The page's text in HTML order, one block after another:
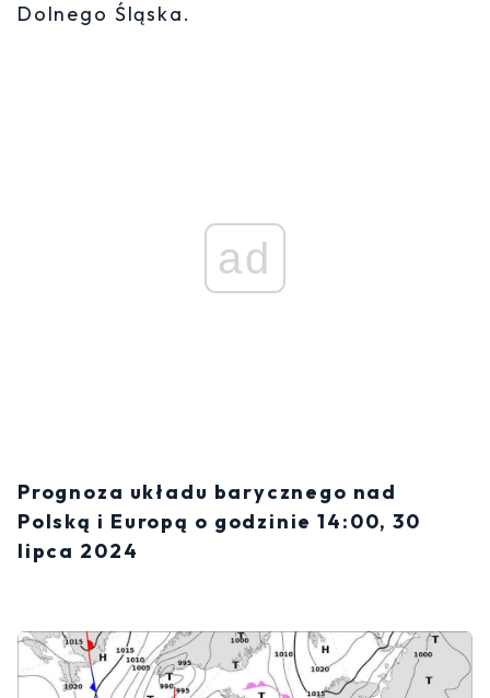
Dolnego Śląska.
ad
Prognoza układu barycznego nad
Polską i Europą o godzinie 14:00, 30
lipca 2024